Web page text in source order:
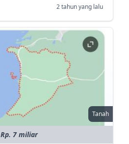
2 tahun yang lalu
Tanah
Rp. 7 miliar